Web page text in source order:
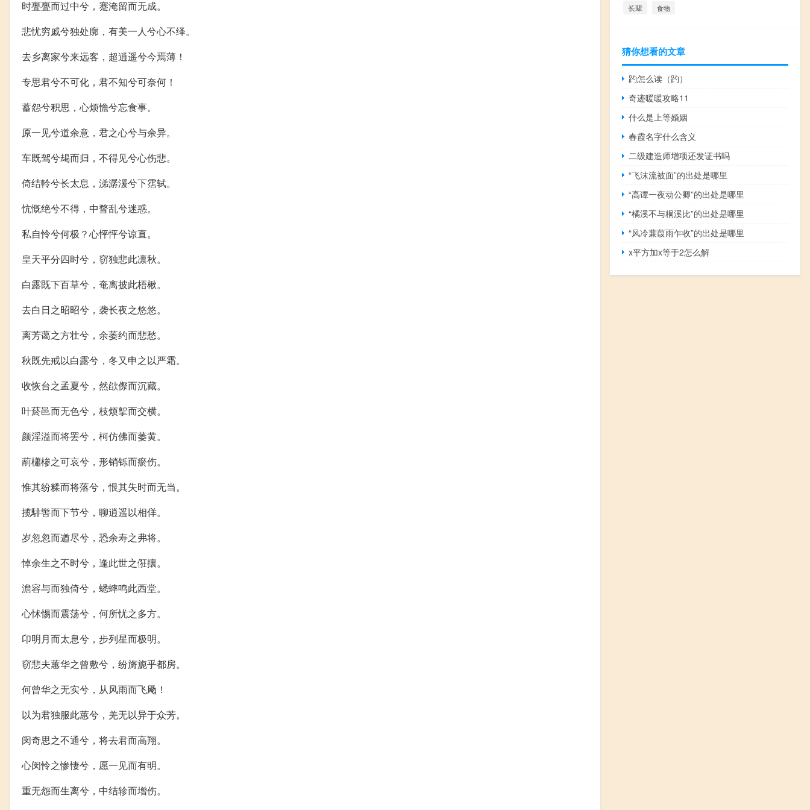
时亹亹而过中兮，蹇淹留而无成。
悲忧穷戚兮独处廓，有美一人兮心不绎。
去乡离家兮来远客，超逍遥兮今焉薄！
专思君兮不可化，君不知兮可奈何！
蓄怨兮积思，心烦憺兮忘食事。
原一见兮道余意，君之心兮与余异。
车既驾兮朅而归，不得见兮心伤悲。
倚结軨兮长太息，涕潺湲兮下霑轼。
忼慨绝兮不得，中瞀乱兮迷惑。
私自怜兮何极？心怦怦兮谅直。
皇天平分四时兮，窃独悲此凛秋。
白露既下百草兮，奄离披此梧楸。
去白日之昭昭兮，袭长夜之悠悠。
离芳蔼之方壮兮，余萎约而悲愁。
秋既先戒以白露兮，冬又申之以严霜。
收恢台之孟夏兮，然欿傺而沉藏。
叶菸邑而无色兮，枝烦挐而交横。
颜淫溢而将罢兮，柯仿佛而萎黄。
萷櫹椮之可哀兮，形销铄而瘀伤。
惟其纷糅而将落兮，恨其失时而无当。
揽騑辔而下节兮，聊逍遥以相佯。
岁忽忽而遒尽兮，恐余寿之弗将。
悼余生之不时兮，逢此世之俇攘。
澹容与而独倚兮，蟋蟀鸣此西堂。
心怵惕而震荡兮，何所忧之多方。
卬明月而太息兮，步列星而极明。
窃悲夫蕙华之曾敷兮，纷旖旎乎都房。
何曾华之无实兮，从风雨而飞飏！
以为君独服此蕙兮，羌无以异于众芳。
闵奇思之不通兮，将去君而高翔。
心闵怜之惨悽兮，愿一见而有明。
重无怨而生离兮，中结轸而增伤。
长辈 食物
猜你想看的文章
趵怎么读（趵）
奇迹暖暖攻略11
什么是上等婚姻
春霞名字什么含义
二级建造师增项还发证书吗
“飞沫流被面”的出处是哪里
“高谭一夜动公卿”的出处是哪里
“橘溪不与桐溪比”的出处是哪里
“风冷蒹葭雨乍收”的出处是哪里
x平方加x等于2怎么解